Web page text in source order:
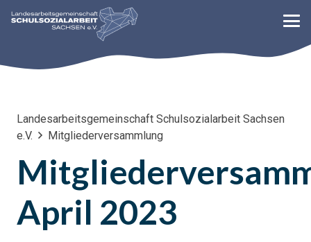
Landesarbeitsgemeinschaft Schulsozialarbeit Sachsen
e.V.
Mitgliederversammlung
April 2023